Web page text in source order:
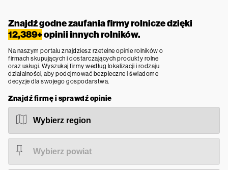
Znajdź godne zaufania firmy rolnicze dzięki
12,389+opinii innych rolników.
Na naszym portalu znajdziesz rzetelne opinie rolników o
firmach skupujących i dostarczających produkty rolne
oraz usługi. Wyszukaj firmy według lokalizacji i rodzaju
działalności, aby podejmować bezpieczne i świadome
decyzje dla swojego gospodarstwa.
Znajdź firmę i sprawdź opinie